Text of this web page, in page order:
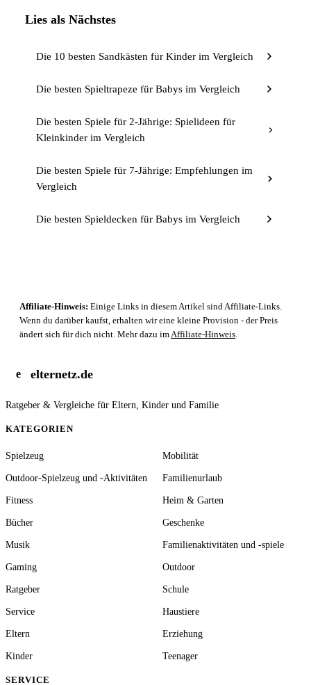
Lies als Nächstes
Die 10 besten Sandkästen für Kinder im Vergleich
Die besten Spieltrapeze für Babys im Vergleich
Die besten Spiele für 2-Jährige: Spielideen für
Kleinkinder im Vergleich
Die besten Spiele für 7-Jährige: Empfehlungen im
Vergleich
Die besten Spieldecken für Babys im Vergleich
Affiliate-Hinweis: Einige Links in diesem Artikel sind Affiliate-Links.
Wenn du darüber kaufst, erhalten wir eine kleine Provision - der Preis
ändert sich für dich nicht. Mehr dazu im Affiliate-Hinweis
e elternetz.de
Ratgeber & Vergleiche für Eltern, Kinder und Familie
KATEGORIEN
Spielzeug Mobilität
Outdoor-Spielzeug und -Aktivitäten Familienurlaub
Fitness Heim & Garten
Bücher Geschenke
Musik Familienaktivitäten und -spiele
Gaming Outdoor
Ratgeber Schule
Service Haustiere
Eltern Erziehung
Kinder Teenager
SERVICE